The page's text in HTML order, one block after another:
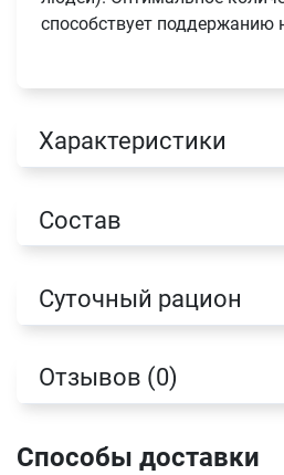
способствует поддержанию
Характеристики
Состав
Суточный рацион
Отзывов (0)
Способы доставки
Оформить заказ
Имя